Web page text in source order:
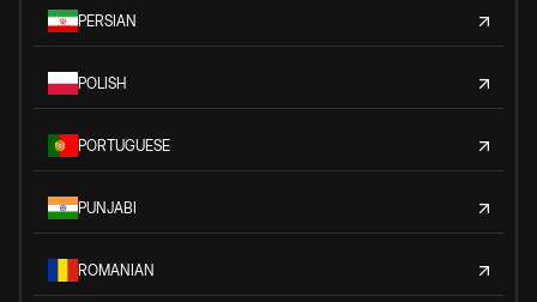
PERSIAN
POLISH
PORTUGUESE
PUNJABI
ROMANIAN